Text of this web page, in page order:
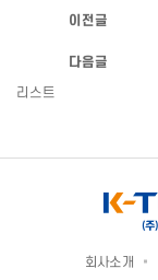
이전글
다음글
리스트
회사소개